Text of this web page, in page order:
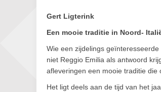
Gert Ligterink
Een mooie traditie in Noord-
Wie een zijdelings
niet Reggio Emilia als antwoord
afleveringen een mooie traditie die
Het ligt deels aan de tijd van het